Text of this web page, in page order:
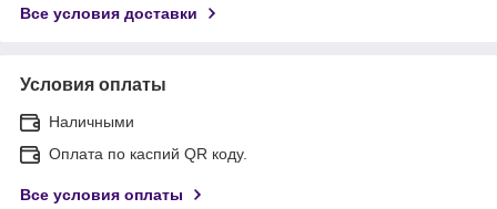
Все условия доставки
Условия оплаты
Наличными
Оплата по каспий QR коду.
Все условия оплаты